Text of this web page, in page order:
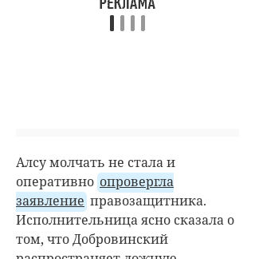
Алсу молчать не стала и
оперативно опровергла
заявление правозащитника.
Исполнительница ясно сказала о
том, что Добровинский